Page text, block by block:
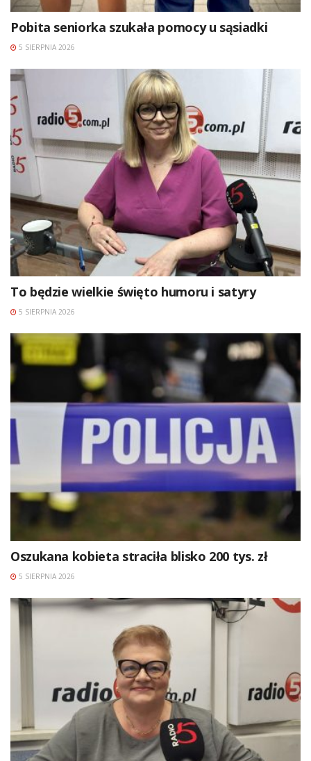
Pobita seniorka szukała pomocy u sąsiadki
5 SIERPNIA 2026
To będzie wielkie święto humoru i satyry
5 SIERPNIA 2026
Oszukana kobieta straciła blisko 200 tys. zł
5 SIERPNIA 2026